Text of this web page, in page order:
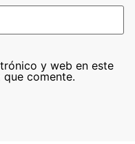
y web en este
comente.